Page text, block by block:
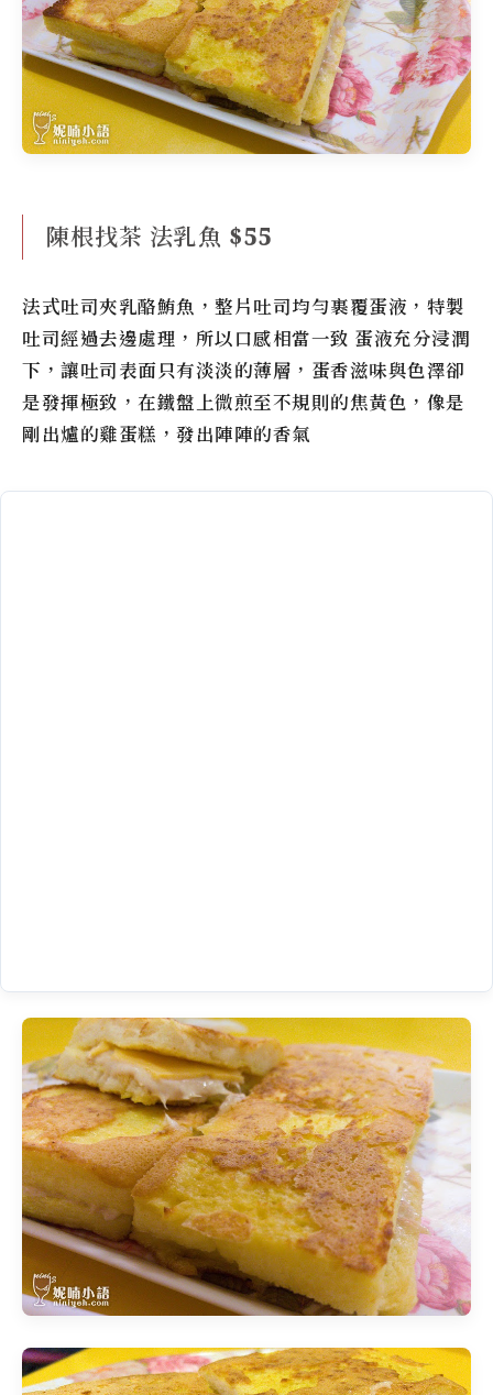
陳根找茶 法乳魚 $55
法式吐司夾乳酪鮪魚，整片吐司均勻裹覆蛋液，特製
吐司經過去邊處理，所以口感相當一致 蛋液充分浸潤
下，讓吐司表面只有淡淡的薄層，蛋香滋味與色澤卻
是發揮極致，在鐵盤上微煎至不規則的焦黃色，像是
剛出爐的雞蛋糕，發出陣陣的香氣